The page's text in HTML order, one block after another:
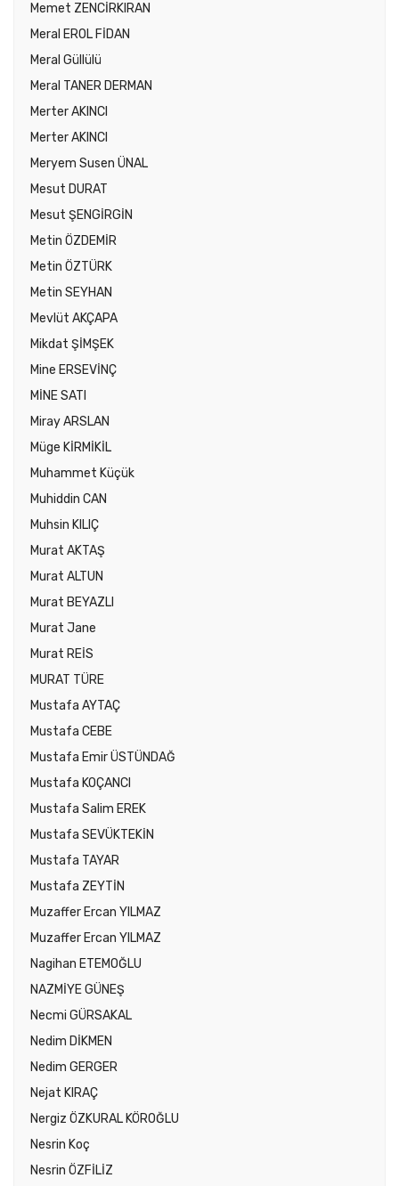
Memet ZENCİRKIRAN
Meral EROL FİDAN
Meral Güllülü
Meral TANER DERMAN
Merter AKINCI
Merter AKINCI
Meryem Susen ÜNAL
Mesut DURAT
Mesut ŞENGİRGİN
Metin ÖZDEMİR
Metin ÖZTÜRK
Metin SEYHAN
Mevlüt AKÇAPA
Mikdat ŞİMŞEK
Mine ERSEVİNÇ
MİNE SATI
Miray ARSLAN
Müge KİRMİKİL
Muhammet Küçük
Muhiddin CAN
Muhsin KILIÇ
Murat AKTAŞ
Murat ALTUN
Murat BEYAZLI
Murat Jane
Murat REİS
MURAT TÜRE
Mustafa AYTAÇ
Mustafa CEBE
Mustafa Emir ÜSTÜNDAĞ
Mustafa KOÇANCI
Mustafa Salim EREK
Mustafa SEVÜKTEKİN
Mustafa TAYAR
Mustafa ZEYTİN
Muzaffer Ercan YILMAZ
Muzaffer Ercan YILMAZ
Nagihan ETEMOĞLU
NAZMİYE GÜNEŞ
Necmi GÜRSAKAL
Nedim DİKMEN
Nedim GERGER
Nejat KIRAÇ
Nergiz ÖZKURAL KÖROĞLU
Nesrin Koç
Nesrin ÖZFİLİZ